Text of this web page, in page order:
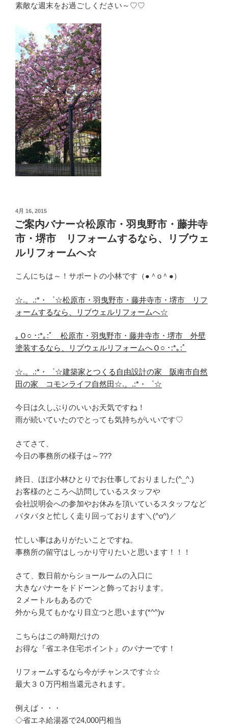
素敵な週末をお過ごしください～♡♡
投
稿
日:
4月 16, 2015
ご案内バナー☆松原市・羽曳野市・藤井寺
市・堺市 リフォームするなら、リブウェ
ルリフォームへ☆
こんにちは～！サポートの小林です（●＾o＾●）
☆.。.:*・゜☆松原市・羽曳野市・藤井寺市・堺市 リフ
ォームするなら、リブウェルリフォームへ☆
｡Ｏ○ ･:*｡:ﾟ 松原市・羽曳野市・藤井寺市・堺市 外壁
塗装するなら、リブウェルリフォームへＯ○ ･:*｡:ﾟ
☆.。.:*・゜☆建築家とつくる自由設計の家 阪南市自然
田の家 コモンライフ自然田☆.。.:*・゜☆
今日は久しぶりのいいお天気ですね！
雨が続いていたのでとっても気持ちがいいです♡
さてさて、
今日の事務所の様子は～???
終日、ほぼ小林ひとりでお仕事しておりました(^_^.)
お客様のところへ訪問しているスタッフや
会社説明会への参加やお休みを頂いているスタッフなど
バタバタと忙しく走り回っております＼(^o^)／
忙しい事はありがたいことですね。
事務所の留守はしっかり守りたいと思います！！！
さて、数日前からショールームの入口に
大きなバナーをドドーンと飾っております。
２メートルもあるので
外から見てもかなり目立つと思います(*^^)v
こちらはこの時期だけの
お得な『省エネ住宅ポイント』のバナーです！
リフォームするなら今がチャンスです☆☆
最大３０万円相当還元されます。
例えば・・・
◇省エネ給湯器で24,000円相当